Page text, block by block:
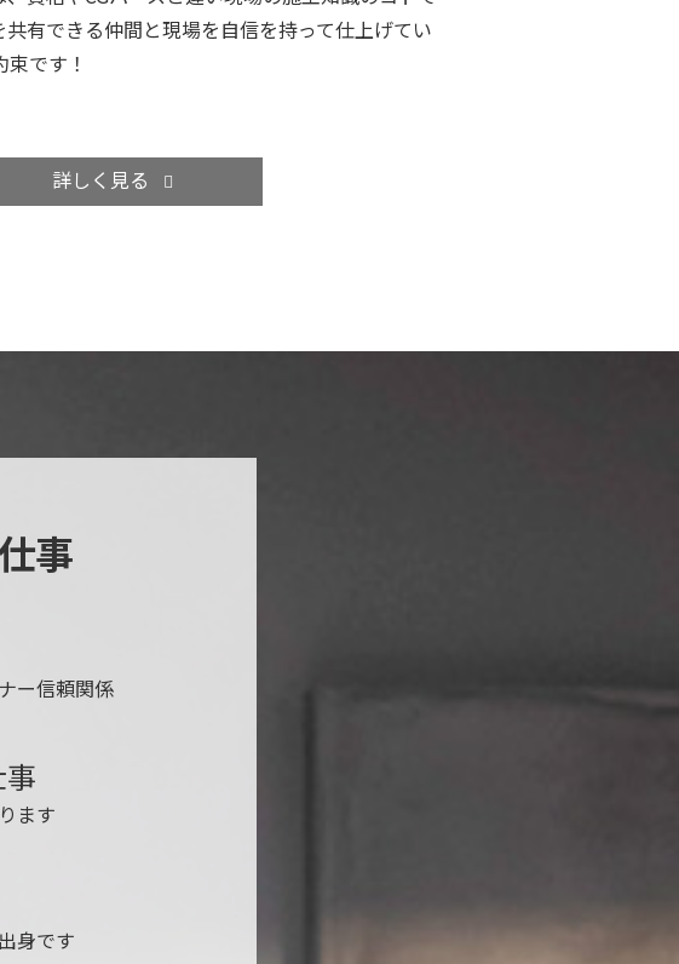
有できる仲間と現場を自信を持って仕上げてい
です！
詳しく見る
事
ー信頼関係
ます
身です